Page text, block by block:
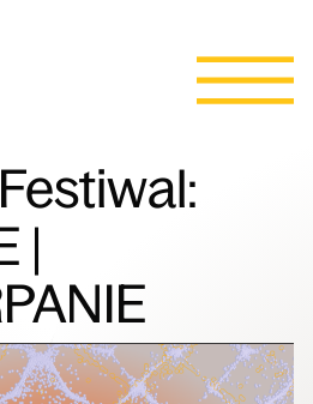
Aktualności
Programy
Ludzie
Bilety
Kontakt
|